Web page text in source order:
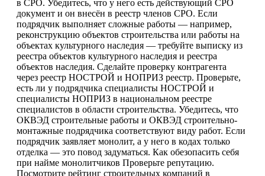
в СРО. Убедитесь, что у него есть действующий СРО
документ и он внесён в реестр членов СРО. Если
подрядчик выполняет сложные работы — например,
реконструкцию объектов строительства или работы на
объектах культурного наследия — требуйте выписку из
реестра объектов культурного наследия и реестра
объектов наследия. Сделайте проверку контрагента
через реестр НОСТРОЙ и НОПРИЗ реестр. Проверьте,
есть ли у подрядчика специалисты НОСТРОЙ и
специалисты НОПРИЗ в национальном реестре
специалистов в области строительства. Убедитесь, что
ОКВЭД строительные работы и ОКВЭД строительно-
монтажные подрядчика соответствуют виду работ. Если
подрядчик заявляет монолит, а у него в кодах только
отделка — это повод задуматься. Как обезопасить себя
при найме монолитчиков Проверьте репутацию.
Посмотрите рейтинг строительных компаний в